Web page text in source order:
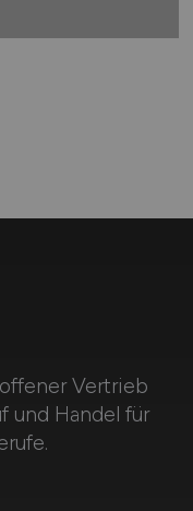
Vertrieb
und Handel für